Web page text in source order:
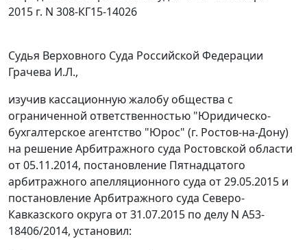
2015 г. N 308-КГ15-14026
Судья Верховного Суда Российской Федерации
Грачева И.Л.,
изучив кассационную жалобу общества с
ограниченной ответственностью "Юридическо-
бухгалтерское агентство "Юрос" (г. Ростов-на-Дону)
на решениеАрбитражного суда Ростовской области
от 05.11.2014, постановление Пятнадцатого
арбитражного апелляционного суда от 29.05.2015 и
постановлениеАрбитражного суда Северо-
Кавказского округа от 31.07.2015 по делу N А53-
18406/2014, установил: